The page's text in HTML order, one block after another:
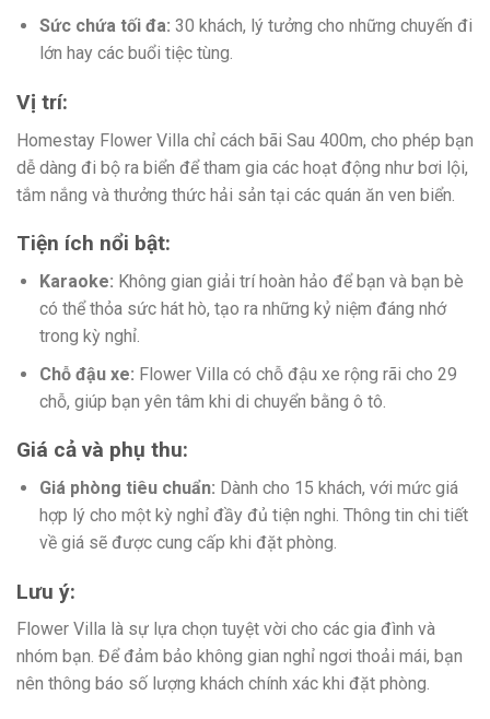
Sức chứa tối đa: 30 khách, lý tưởng cho những chuyến đi
lớn hay các buổi tiệc tùng.
Vị trí:
Homestay Flower Villa chỉ cách bãi Sau 400m, cho phép bạn
dễ dàng đi bộ ra biển để tham gia các hoạt động như bơi lội,
tắm nắng và thưởng thức hải sản tại các quán ăn ven biển.
Tiện ích nổi bật:
Karaoke: Không gian giải trí hoàn hảo để bạn và bạn bè
có thể thỏa sức hát hò, tạo ra những kỷ niệm đáng nhớ
trong kỳ nghỉ.
Chỗ đậu xe: Flower Villa có chỗ đậu xe rộng rãi cho 29
chỗ, giúp bạn yên tâm khi di chuyển bằng ô tô.
Giá cả và phụ thu:
Giá phòng tiêu chuẩn: Dành cho 15 khách, với mức giá
hợp lý cho một kỳ nghỉ đầy đủ tiện nghi. Thông tin chi tiết
về giá sẽ được cung cấp khi đặt phòng.
Lưu ý:
Flower Villa là sự lựa chọn tuyệt vời cho các gia đình và
nhóm bạn. Để đảm bảo không gian nghỉ ngơi thoải mái, bạn
nên thông báo số lượng khách chính xác khi đặt phòng.